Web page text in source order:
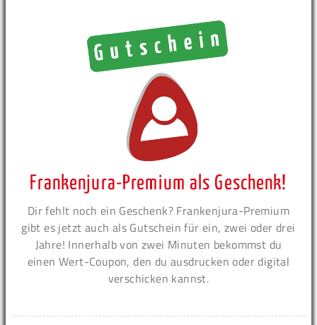
Frankenjura-Premium als Geschenk!
Dir fehlt noch ein Geschenk? Frankenjura-Premium
gibt es jetzt auch als Gutschein für ein, zwei oder drei
Jahre! Innerhalb von zwei Minuten bekommst du
einen Wert-Coupon, den du ausdrucken oder digital
verschicken kannst.